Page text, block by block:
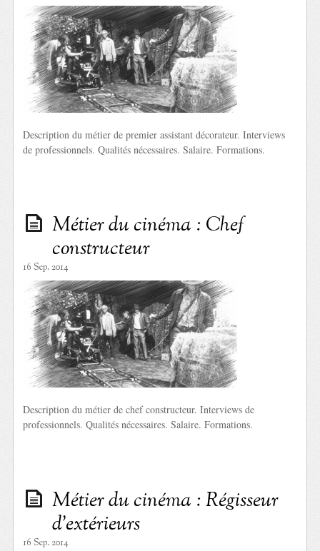
Description du métier de premier assistant décorateur. Interviews
de professionnels. Qualités nécessaires. Salaire. Formations.
Métier du cinéma : Chef
constructeur
16 Sep. 2014
Description du métier de chef constructeur. Interviews de
professionnels. Qualités nécessaires. Salaire. Formations.
Métier du cinéma : Régisseur
d’extérieurs
16 Sep. 2014